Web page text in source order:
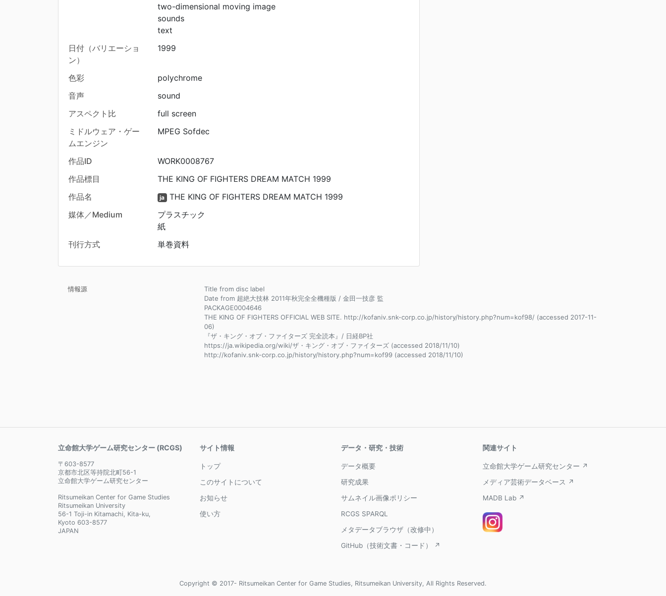
two-dimensional moving image
sounds
text
日付（バリエーショ
ン）
1999
色彩
polychrome
音声
sound
アスペクト比
full screen
ミドルウェア・ゲー
ムエンジン
MPEG Sofdec
作品ID
WORK0008767
作品標目
THE KING OF FIGHTERS DREAM MATCH 1999
作品名
ja
THE KING OF FIGHTERS DREAM MATCH 1999
媒体／Medium
プラスチック
紙
刊行方式
単巻資料
情報源
Title from disc label
Date from 超絶大技林 2011年秋完全全機種版 / 金田一技彦 監
PACKAGE0004646
THE KING OF FIGHTERS OFFICIAL WEB SITE. http://kofaniv.snk-corp.co.jp/history/history.php?num=kof98/ (accessed 2017-11-
06)
『ザ・キング・オブ・ファイターズ 完全読本』/ 日経BP社
https://ja.wikipedia.org/wiki/ザ・キング・オブ・ファイターズ (accessed 2018/11/10)
http://kofaniv.snk-corp.co.jp/history/history.php?num=kof99 (accessed 2018/11/10)
立命館大学ゲーム研究センター (RCGS)
〒603-8577
京都市北区等持院北町56-1
立命館大学ゲーム研究センター
Ritsumeikan Center for Game Studies
Ritsumeikan University
56-1 Toji-in Kitamachi, Kita-ku,
Kyoto 603-8577
JAPAN
サイト情報
トップ
このサイトについて
お知らせ
使い方
データ・研究・技術
データ概要
研究成果
サムネイル画像ポリシー
RCGS SPARQL
メタデータブラウザ（改修中）
GitHub（技術文書・コード） ↗
関連サイト
立命館大学ゲーム研究センター ↗
メディア芸術データベース ↗
MADB Lab ↗
Copyright © 2017- Ritsumeikan Center for Game Studies, Ritsumeikan University, All Rights Reserved.